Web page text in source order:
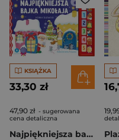
KSIĄŻKA
33,30 zł
47,90 zł - sugerowana
cena detaliczna
Najpiękniejsza bajka Mikołaja. Czytamy i słuchamy